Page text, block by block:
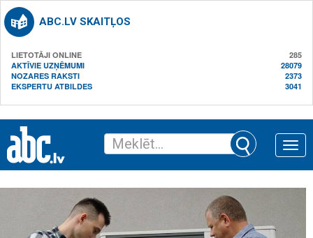
ABC.LV SKAITĻOS
LIETOTĀJI ONLINE
285
AKTĪVIE UZŅĒMUMI
28079
NOZARES RAKSTI
2373
EKSPERTU ATBILDES
3041
Toggle